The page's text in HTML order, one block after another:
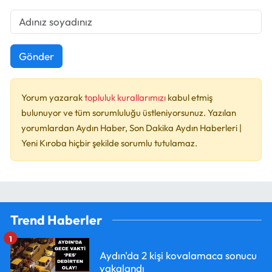
Gönder
Yorum yazaraktopluluk kurallarımızı kabul etmiş
bulunuyor ve tüm sorumluluğu üstleniyorsunuz. Yazılan
yorumlardan Aydın Haber, Son Dakika Aydın Haberleri |
Yeni Kıroba hiçbir şekilde sorumlu tutulamaz.
Trend Haberler
Aydın'da 2 kişi kovalamaca sonucu
yakalandı
1